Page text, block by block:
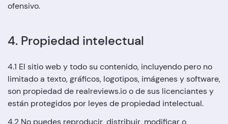
ofensivo.
4. Propiedad intelectual
4.1 El sitio web y todo su contenido, incluyendo pero no
limitado a texto, gráficos, logotipos, imágenes y software,
son propiedad de realreviews.io o de sus licenciantes y
están protegidos por leyes de propiedad intelectual.
4.2 No puedes reproducir, distribuir, modificar o